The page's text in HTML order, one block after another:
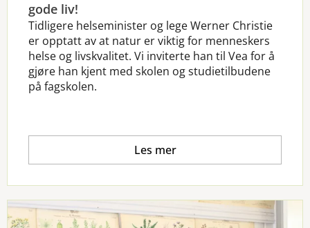
gode liv!
Tidligere helseminister og lege Werner Christie
er opptatt av at natur er viktig for menneskers
helse og livskvalitet. Vi inviterte han til Vea for å
gjøre han kjent med skolen og studietilbudene
på fagskolen.
Les mer